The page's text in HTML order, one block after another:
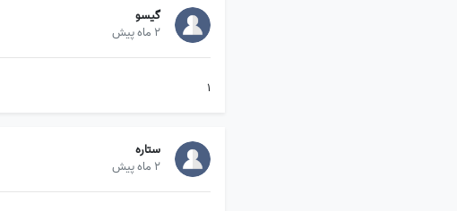
گیسو
2 ماه پیش
۱
ستاره
2 ماه پیش